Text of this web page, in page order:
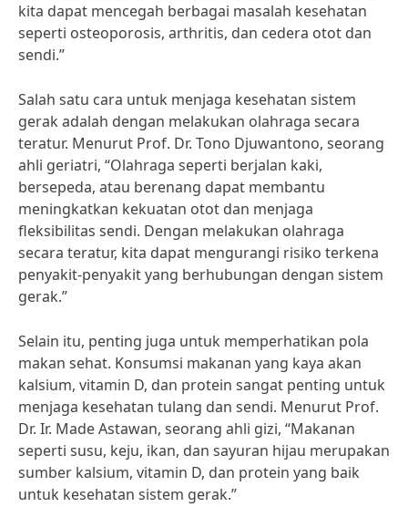
kita dapat mencegah berbagai masalah kesehatan
seperti osteoporosis, arthritis, dan cedera otot dan
sendi.”
Salah satu cara untuk menjaga kesehatan sistem
gerak adalah dengan melakukan olahraga secara
teratur. Menurut Prof. Dr. Tono Djuwantono, seorang
ahli geriatri, “Olahraga seperti berjalan kaki,
bersepeda, atau berenang dapat membantu
meningkatkan kekuatan otot dan menjaga
fleksibilitas sendi. Dengan melakukan olahraga
secara teratur, kita dapat mengurangi risiko terkena
penyakit-penyakit yang berhubungan dengan sistem
gerak.”
Selain itu, penting juga untuk memperhatikan pola
makan sehat. Konsumsi makanan yang kaya akan
kalsium, vitamin D, dan protein sangat penting untuk
menjaga kesehatan tulang dan sendi. Menurut Prof.
Dr. Ir. Made Astawan, seorang ahli gizi, “Makanan
seperti susu, keju, ikan, dan sayuran hijau merupakan
sumber kalsium, vitamin D, dan protein yang baik
untuk kesehatan sistem gerak.”